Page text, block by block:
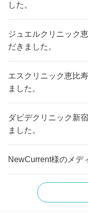
した。
ジュエルクリニック
だきました。
エスクリニック恵比
ました。
ダビデクリニック新
ました。
NewCurrent様のメデ